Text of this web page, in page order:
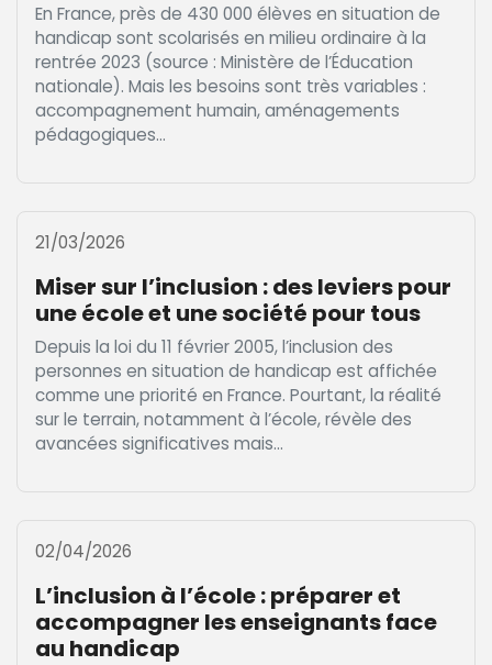
En France, près de 430 000 élèves en situation de
handicap sont scolarisés en milieu ordinaire à la
rentrée 2023 (source : Ministère de l’Éducation
nationale). Mais les besoins sont très variables :
accompagnement humain, aménagements
pédagogiques...
21/03/2026
Miser sur l’inclusion : des leviers pour
une école et une société pour tous
Depuis la loi du 11 février 2005, l’inclusion des
personnes en situation de handicap est affichée
comme une priorité en France. Pourtant, la réalité
sur le terrain, notamment à l’école, révèle des
avancées significatives mais...
02/04/2026
L’inclusion à l’école : préparer et
accompagner les enseignants face
au handicap